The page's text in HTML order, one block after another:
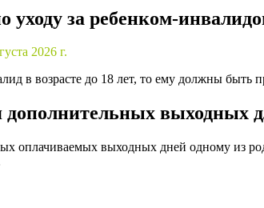
уходу за ребенком-
2026 г.
в возрасте до 18 лет, то ему должны
выходных
оплачиваемых выходных дней одному из